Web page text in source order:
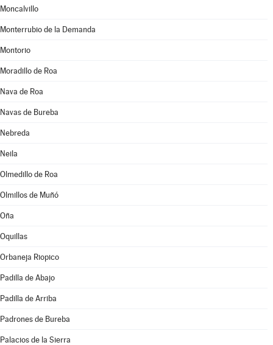
Moncalvillo
Monterrubio de la Demanda
Montorio
Moradillo de Roa
Nava de Roa
Navas de Bureba
Nebreda
Neila
Olmedillo de Roa
Olmillos de Muñó
Oña
Oquillas
Orbaneja Riopico
Padilla de Abajo
Padilla de Arriba
Padrones de Bureba
Palacios de la Sierra